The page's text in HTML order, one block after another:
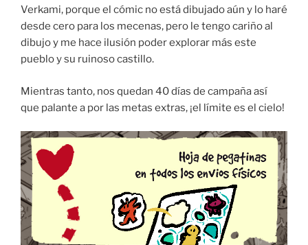
Verkami, porque el cómic no está dibujado aún y lo haré
desde cero para los mecenas, pero le tengo cariño al
dibujo y me hace ilusión poder explorar más este
pueblo y su ruinoso castillo.
Mientras tanto, nos quedan 40 días de campaña así
que palante a por las metas extras, ¡el límite es el cielo!